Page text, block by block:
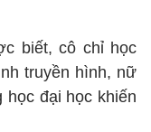
biết, cô chỉ học
truyền hình, nữ
đại học khiến